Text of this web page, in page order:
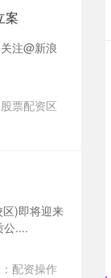
案
注@新浪
票配资区
)即将迎来
公....
配资操作